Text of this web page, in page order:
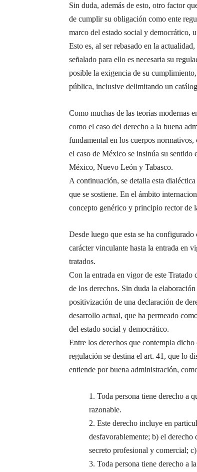
Sin duda, además de esto, otro factor
de cumplir su obligación como ente
marco del estado social y democrático,
Esto es, al ser rebasado en la
señalado para ello es necesaria su
posible la exigencia de su
pública, inclusive delimitando un
Como muchas de las teorías modernas
como el caso del derecho a la buena
fundamental en los cuerpos normativos,
el caso de México se insinúa su
México, Nuevo León y Tabasco.
A continuación, se detalla esta
que se sostiene. En el ámbito
concepto genérico y principio rector de
Desde luego que esta se ha
carácter vinculante hasta la entrada en
tratados.
Con la entrada en vigor de este
de los derechos. Sin duda la
positivización de una declaración de
desarrollo actual, que ha permeado
del estado social y democrático.
Entre los derechos que contempla
regulación se destina el art. 41, que lo
entiende por buena administración,
1. Toda persona tiene derecho a
razonable.
2. Este derecho incluye en
desfavorablemente; b) el derecho
secreto profesional y comercial;
3. Toda persona tiene derecho a